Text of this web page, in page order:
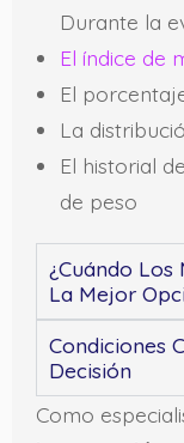
Durante la
El índice de
El
La
El historial
de peso
¿Cuándo
La Mejor
Condiciones
Decisión
Como